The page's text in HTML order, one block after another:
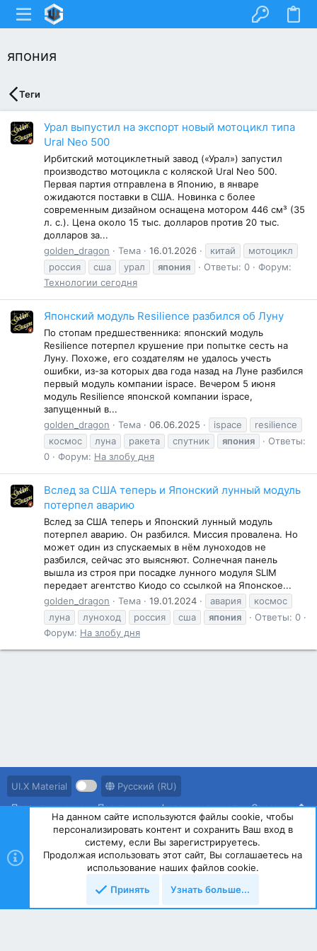
япония
Теги
Урал выпустил на экспорт новый мотоцикл типа
Ural Neo 500
Ирбитский мотоциклетный завод («Урал») запустил
производство мотоцикла с коляской Ural Neo 500.
Первая партия отправлена в Японию, в январе
ожидаются поставки в США. Новинка с более
современным дизайном оснащена мотором 446 см³ (35
л. с.). Цена около 15 тыс. долларов против 20 тыс.
долларов за...
golden_dragon
Тема 16.01.2026 китай
мотоцикл
россия
сша урал япония Ответы: 0
Форум:
Технологии сегодня
Японский модуль Resilience разбился об Луну
По стопам предшественника: японский модуль
Resilience потерпел крушение при попытке сесть на
Луну. Похоже, его создателям не удалось учесть
ошибки, из-за которых два года назад на Луне разбился
первый модуль компании ispace. Вечером 5 июня
модуль Resilience японской компании ispace,
запущенный в...
golden_dragon
Тема 06.06.2025 ispace
resilience
космос
луна ракета спутник япония
Ответы:
0
Форум: На злобу дня
Вслед за США теперь и Японский лунный модуль
потерпел аварию
Вслед за США теперь и Японский лунный модуль
потерпел аварию. Он разбился. Миссия провалена. Но
может один из спускаемых в нём луноходов не
разбился, сейчас это выясняют. Солнечная панель
вышла из строя при посадке лунного модуля SLIM
передает агентство Киодо со ссылкой на Японское...
golden_dragon
Тема 19.01.2024 авария
космос
луна
луноход россия сша япония
Ответы: 0
Форум: На злобу дня
UI.X Material
Русский (RU)
Правила ресурса
Политика конфиденциальности Справка
Community platform by XenForo © 2010-2023 XenForo Ltd.
На данном сайте используются файлы cookie, чтобы
персонализировать контент и сохранить Ваш вход в
систему, если Вы зарегистрируетесь.
Продолжая использовать этот сайт, Вы соглашаетесь на
использование наших файлов cookie.
Принять
Узнать больше...